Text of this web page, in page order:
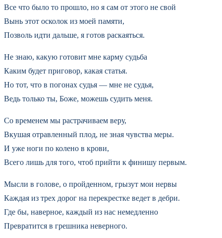
Все что было то прошло, но я сам от этого не свой
Вынь этот осколок из моей памяти,
Позволь идти дальше, я готов раскаяться.
Не знаю, какую готовит мне карму судьба
Каким будет приговор, какая статья.
Но тот, что в погонах судья — мне не судья,
Ведь только ты, Боже, можешь судить меня.
Со временем мы растрачиваем веру,
Вкушая отравленный плод, не зная чувства меры.
И уже ноги по колено в крови,
Всего лишь для того, чтоб прийти к финишу первым.
Мысли в голове, о пройденном, грызут мои нервы
Каждая из трех дорог на перекрестке ведет в дебри.
Где бы, наверное, каждый из нас немедленно
Превратится в грешника неверного.